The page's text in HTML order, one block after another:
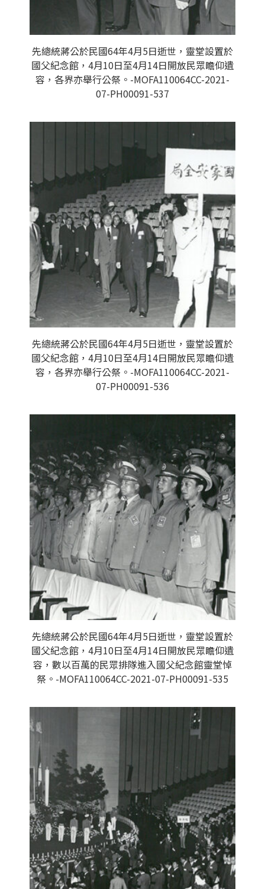
先總統蔣公於民國64年4月5日逝世，靈堂設置於
國父紀念館，4月10日至4月14日開放民眾瞻仰遺
容，各界亦舉行公祭。-MOFA110064CC-2021-
07-PH00091-537
先總統蔣公於民國64年4月5日逝世，靈堂設置於
國父紀念館，4月10日至4月14日開放民眾瞻仰遺
容，各界亦舉行公祭。-MOFA110064CC-2021-
07-PH00091-536
先總統蔣公於民國64年4月5日逝世，靈堂設置於
國父紀念館，4月10日至4月14日開放民眾瞻仰遺
容，數以百萬的民眾排隊進入國父紀念館靈堂悼
祭。-MOFA110064CC-2021-07-PH00091-535